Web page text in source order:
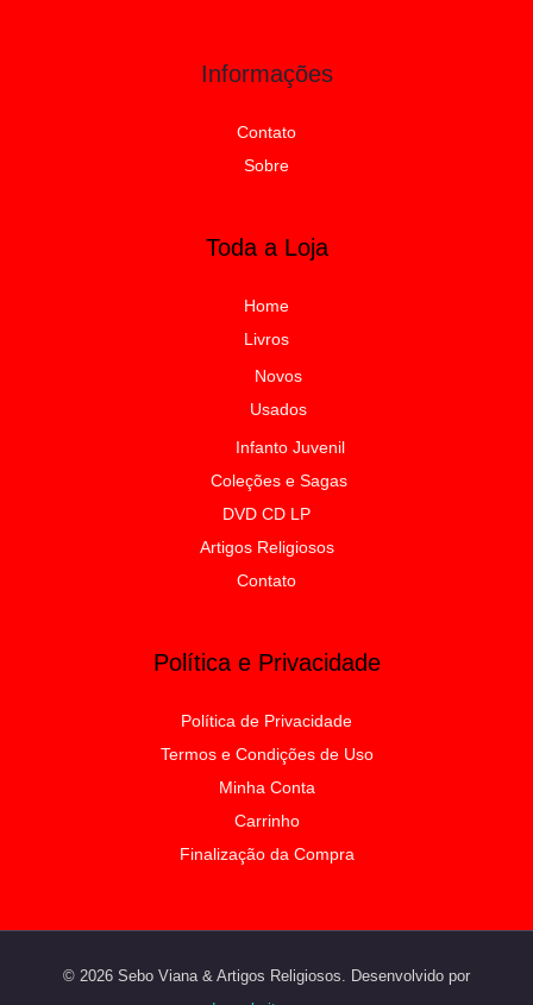
Informações
Contato
Sobre
Toda a Loja
Home
Livros
Novos
Usados
Infanto Juvenil
Coleções e Sagas
DVD CD LP
Artigos Religiosos
Contato
Política e Privacidade
Política de Privacidade
Termos e Condições de Uso
Minha Conta
Carrinho
Finalização da Compra
© 2026 Sebo Viana & Artigos Religiosos. Desenvolvido por